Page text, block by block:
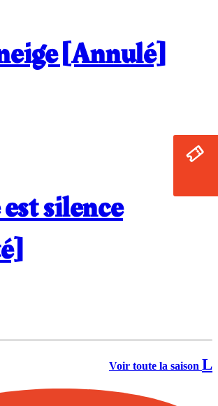
[Annulé]
silence
Voir toute la saison